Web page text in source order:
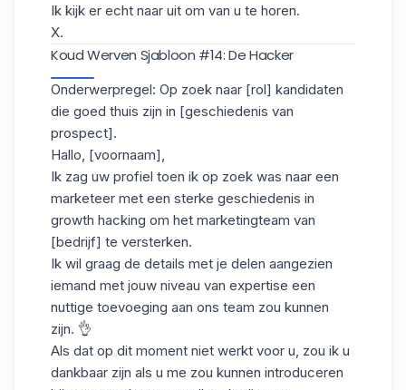
Ik kijk er echt naar uit om van u te horen.
X.
Koud Werven Sjabloon #14: De Hacker
Onderwerpregel: Op zoek naar [rol] kandidaten
die goed thuis zijn in [geschiedenis van
prospect].
Hallo, [voornaam],
Ik zag uw profiel toen ik op zoek was naar een
marketeer met een sterke geschiedenis in
growth hacking om het marketingteam van
[bedrijf] te versterken.
Ik wil graag de details met je delen aangezien
iemand met jouw niveau van expertise een
nuttige toevoeging aan ons team zou kunnen
zijn. 👌
Als dat op dit moment niet werkt voor u, zou ik u
dankbaar zijn als u me zou kunnen introduceren